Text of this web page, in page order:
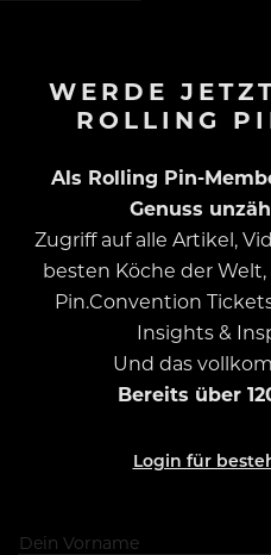
WERDE
ROLLING
Als Rolling Pin-
Genuss
Zugriff auf alle Artikel,
besten Köche der
Pin.Convention
Insights &
Und das
Bereits über
Login für
Dein Vorname